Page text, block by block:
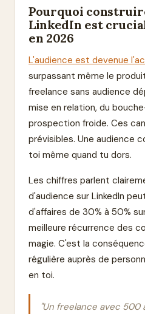
Pourquoi
LinkedIn est
en 2026
L'audience est devenue
surpassant même le
freelance sans audience
mise en relation, du
prospection froide. Ces
prévisibles. Une audience
toi même quand tu dors.
Les chiffres parlent
d'audience sur LinkedIn
d'affaires de 30% à 50%
meilleure récurrence des
magie. C'est la
régulière auprès de
en toi.
"Un freelance avec